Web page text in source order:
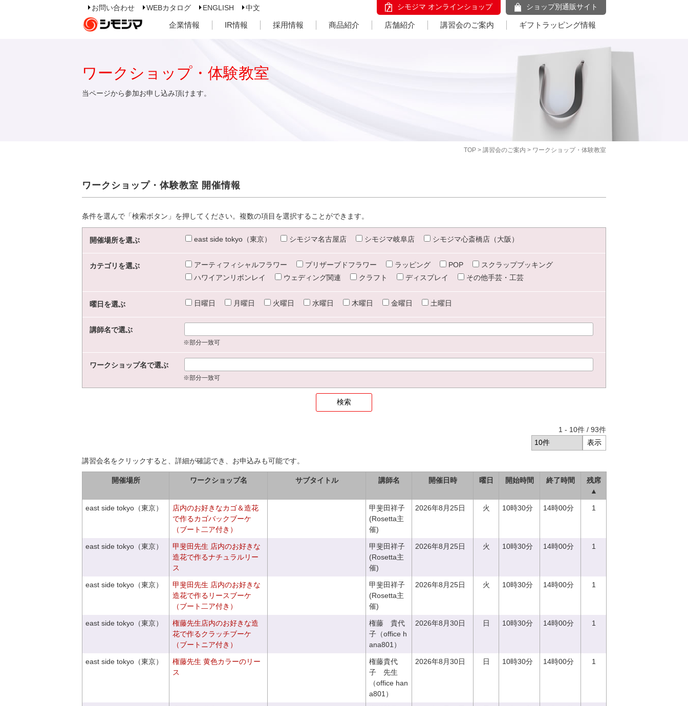
お問い合わせ WEBカタログ ENGLISH 中文 シモジマ オンラインショップ ショップ別通販サイト
企業情報 IR情報 採用情報 商品紹介 店舗紹介 講習会のご案内 ギフトラッピング情報
TOP > 講習会のご案内 > ワークショップ・体験教室
ワークショップ・体験教室
当ページから参加お申し込み頂けます。
ワークショップ・体験教室 開催情報
条件を選んで「検索ボタン」を押してください。複数の項目を選択することができます。
開催場所を選ぶ east side tokyo（東京） シモジマ名古屋店 シモジマ岐阜店 シモジマ心斎橋店（大阪）
カテゴリを選ぶ アーティフィシャルフラワー プリザーブドフラワー ラッピング POP
スクラップブッキング
ハワイアンリボンレイ
ウェディング関連 クラフト ディスプレイ その他手芸・工芸
曜日を選ぶ 日曜日 月曜日 火曜日 水曜日 木曜日 金曜日 土曜日
講師名で選ぶ
※部分一致可
ワークショップ名で選ぶ
※部分一致可
1 - 10件 / 93件
講習会名をクリックすると、詳細が確認でき、お申込みも可能です。
開催場所 ワークショップ名 サブタイトル 講師名 開催日時 曜日 開始時間 終了時間
残席
▲
east side tokyo（東京）
店内のお好きなカゴ＆造花
で作るカゴバックブーケ
（ブート二ア付き）
甲斐田祥子
(Rosetta主
催)
2026年8月25日 火 10時30分 14時00分 1
east side tokyo（東京）
甲斐田先生 店内のお好きな
造花で作るナチュラルリー
ス
甲斐田祥子
(Rosetta主
催)
2026年8月25日 火 10時30分 14時00分 1
east side tokyo（東京）
甲斐田先生 店内のお好きな
造花で作るリースブーケ
（ブート二ア付き）
甲斐田祥子
(Rosetta主
催)
2026年8月25日 火 10時30分 14時00分 1
east side tokyo（東京）
権藤先生店内のお好きな造
花で作るクラッチブーケ
（ブートニア付き）
権藤 貴代
子（office h
ana801）
2026年8月30日 日 10時30分 14時00分 1
east side tokyo（東京）
権藤先生 黄色カラーのリー
ス
権藤貴代
子 先生
（office han
a801）
2026年8月30日 日 10時30分 14時00分 1